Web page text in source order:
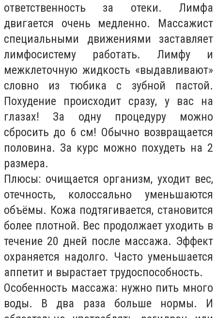
ответственность за отеки. Лимфа
двигается очень медленно. Массажист
специальными движениями заставляет
лимфосистему работать. Лимфу и
межклеточную жидкость «выдавливают»
словно из тюбика с зубной пастой.
Похудение происходит сразу, у вас на
глазах! За одну процедуру можно
сбросить до 6 см! Обычно возвращается
половина. За курс можно похудеть на 2
размера.
Плюсы: очищается организм, уходит вес,
отечность, колоссально уменьшаются
объёмы. Кожа подтягивается, становится
более плотной. Вес продолжает уходить в
течение 20 дней после массажа. Эффект
охраняется надолго. Часто уменьшается
аппетит и вырастает трудоспособность.
Особенность массажа: нужно пить много
воды. В два раза больше нормы. И